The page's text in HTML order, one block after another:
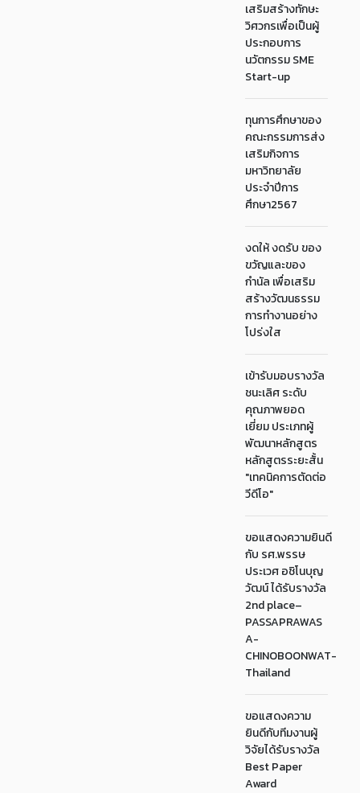
เสริมสร้างทักษะ
วิศวกรเพื่อเป็นผู้
ประกอบการ
นวัตกรรม SME
Start-up
ทุนการศึกษาของ
คณะกรรมการส่ง
เสริมกิจการ
มหาวิทยาลัย
ประจำปีการ
ศึกษา2567
งดให้ งดรับ ของ
ขวัญและของ
กำนัล เพื่อเสริม
สร้างวัฒนธรรม
การทำงานอย่าง
โปร่งใส
เข้ารับมอบรางวัล
ชนะเลิศ ระดับ
คุณภาพยอด
เยี่ยม ประเภทผู้
พัฒนาหลักสูตร
หลักสูตรระยะสั้น
"เทคนิคการตัดต่อ
วีดีโอ"
ขอแสดงความยินดี
กับ รศ.พรรษ
ประเวศ อชิโนบุญ
วัฒน์ ได้รับรางวัล
2nd place–
PASSAPRAWAS
A-
CHINOBOONWAT-
Thailand
ขอแสดงความ
ยินดีกับทีมงานผู้
วิจัยได้รับรางวัล
Best Paper
Award